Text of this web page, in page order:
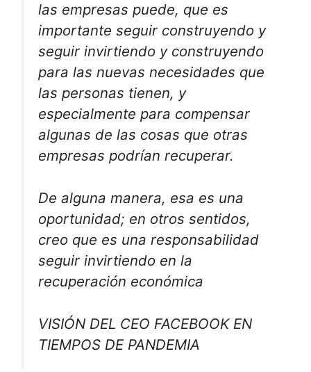
las empresas puede, que es
importante seguir construyendo y
seguir invirtiendo y construyendo
para las nuevas necesidades que
las personas tienen, y
especialmente para compensar
algunas de las cosas que otras
empresas podrían recuperar.
De alguna manera, esa es una
oportunidad; en otros sentidos,
creo que es una responsabilidad
seguir invirtiendo en la
recuperación económica
VISIÓN DEL CEO FACEBOOK EN
TIEMPOS DE PANDEMIA